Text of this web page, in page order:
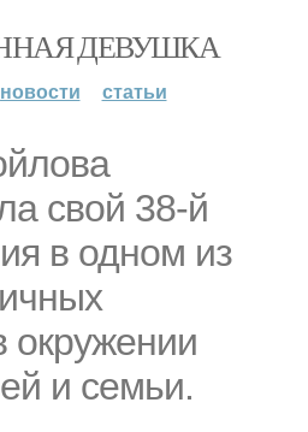
ДЕВУШКА
новости статьи
свой 38-й
в одном из
окружении
и семьи.